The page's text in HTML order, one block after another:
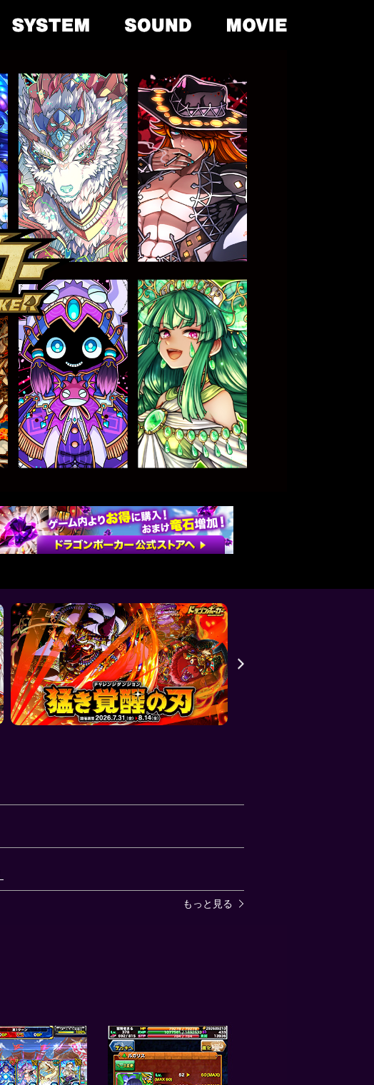
もっと見る